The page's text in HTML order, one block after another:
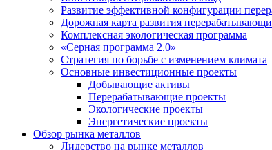
Развитие эффективной конфигурации
Дорожная карта развития
Комплексная экологическая программа
«Серная программа 2.0»
Стратегия по борьбе с изменением климата
Основные инвестиционные проекты
Добывающие активы
Перерабатывающие проекты
Экологические проекты
Энергетические проекты
Обзор рынка металлов
Лидерство на рынке металлов